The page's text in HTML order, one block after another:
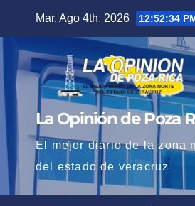
contenido
Mar. Ago 4th, 2026 12:52:36
La Opinión de Poza
El mejor diario de la zona
del estado de veracruz